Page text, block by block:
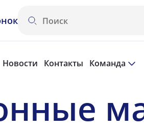
Новости Контакты Команда